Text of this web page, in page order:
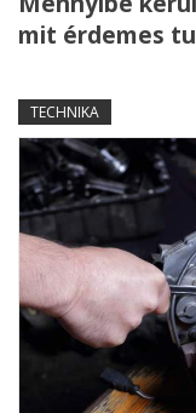
mit érdemes
TECHNIKA